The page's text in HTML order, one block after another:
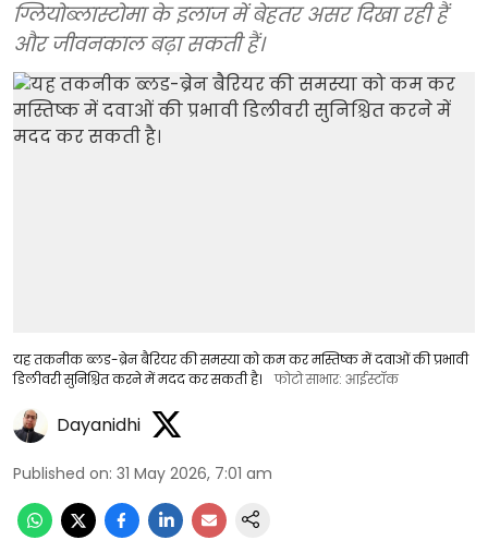
ग्लियोब्लास्टोमा के इलाज में बेहतर असर दिखा रही हैं
और जीवनकाल बढ़ा सकती हैं।
यह तकनीक ब्लड-ब्रेन बैरियर की समस्या को कम कर मस्तिष्क में दवाओं की प्रभावी
डिलीवरी सुनिश्चित करने में मदद कर सकती है।
फोटो साभार: आईस्टॉक
Dayanidhi
Published on: 31 May 2026, 7:01 am